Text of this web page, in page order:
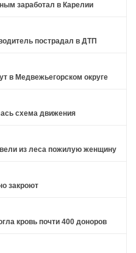
заработал в Карелии
пострадал в ДТП
в Медвежьегорском округе
схема движения
из леса пожилую женщину
закроют
кровь почти 400 доноров